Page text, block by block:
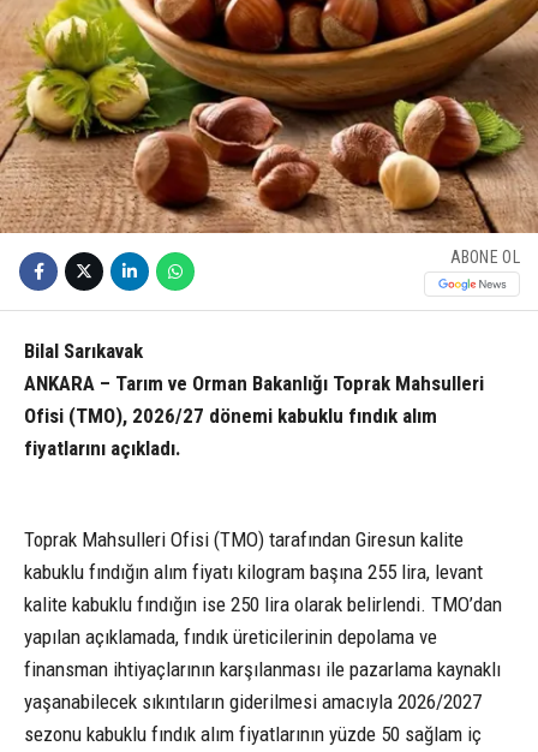
ABONE OL
Bilal Sarıkavak
ANKARA – Tarım ve Orman Bakanlığı Toprak Mahsulleri
Ofisi (TMO), 2026/27 dönemi kabuklu fındık alım
fiyatlarını açıkladı.
Toprak Mahsulleri Ofisi (TMO) tarafından Giresun kalite
kabuklu fındığın alım fiyatı kilogram başına 255 lira, levant
kalite kabuklu fındığın ise 250 lira olarak belirlendi. TMO’dan
yapılan açıklamada, fındık üreticilerinin depolama ve
finansman ihtiyaçlarının karşılanması ile pazarlama kaynaklı
yaşanabilecek sıkıntıların giderilmesi amacıyla 2026/2027
sezonu kabuklu fındık alım fiyatlarının yüzde 50 sağlam iç